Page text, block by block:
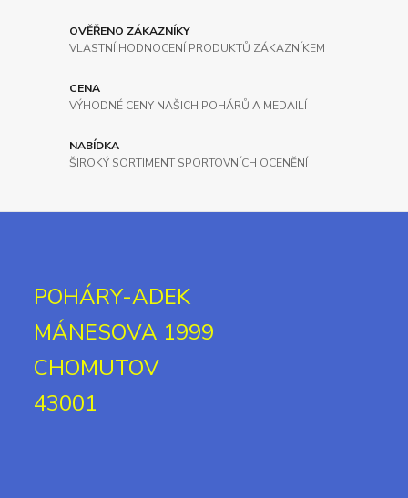
OVĚŘENO ZÁKAZNÍKY
VLASTNÍ HODNOCENÍ PRODUKTŮ ZÁKAZNÍKEM
CENA
VÝHODNÉ CENY NAŠICH POHÁRŮ A MEDAILÍ
NABÍDKA
ŠIROKÝ SORTIMENT SPORTOVNÍCH OCENĚNÍ
POHÁRY-ADEK
MÁNESOVA 1999
CHOMUTOV
43001